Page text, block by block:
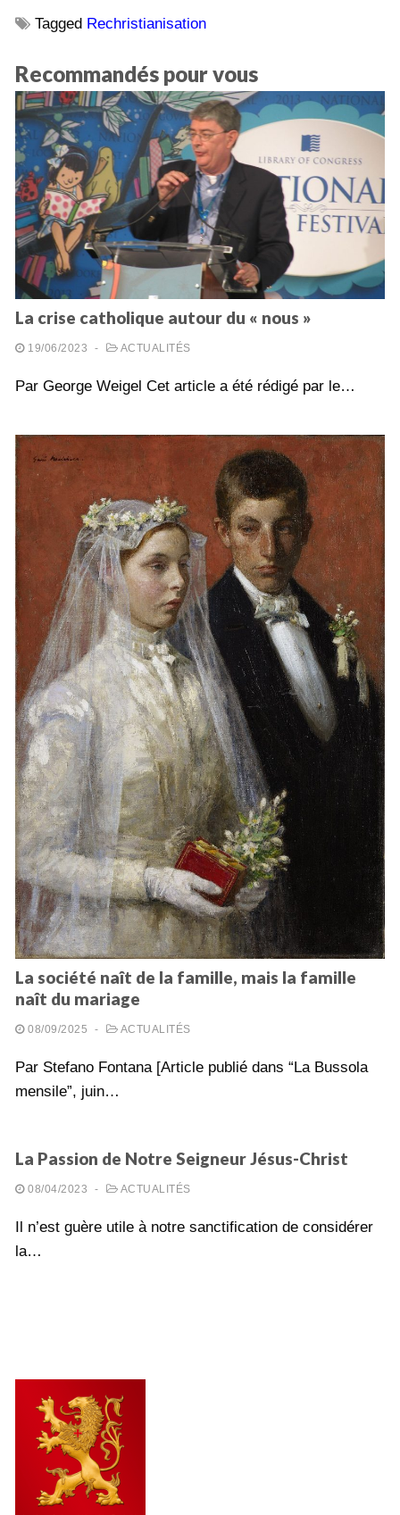
Tagged Rechristianisation
Recommandés pour vous
La crise catholique autour du « nous »
19/06/2023 - ACTUALITÉS
Par George Weigel Cet article a été rédigé par le…
La société naît de la famille, mais la famille
naît du mariage
08/09/2025 - ACTUALITÉS
Par Stefano Fontana [Article publié dans “La Bussola
mensile”, juin…
La Passion de Notre Seigneur Jésus-Christ
08/04/2023 - ACTUALITÉS
Il n’est guère utile à notre sanctification de considérer
la…